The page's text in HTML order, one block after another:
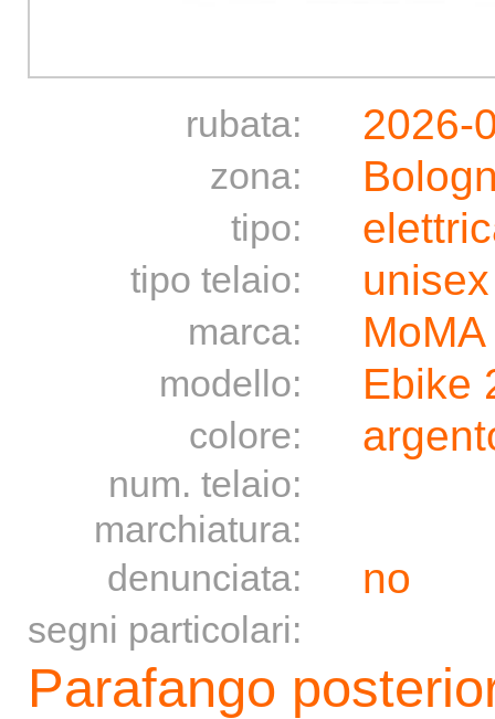
rubata: 2026-
zona:
tipo:
tipo telaio: unisex
marca:
modello: Ebike
colore:
num. telaio:
marchiatura:
denunciata:
no
segni particolari:
Parafango